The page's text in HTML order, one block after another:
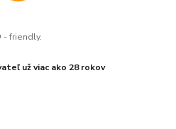
- friendly.
už viac ako 28 rokov